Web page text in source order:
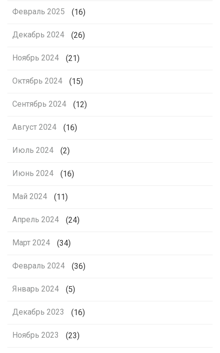
Февраль 2025 (16)
Декабрь 2024 (26)
Ноябрь 2024 (21)
Октябрь 2024 (15)
Сентябрь 2024 (12)
Август 2024 (16)
Июль 2024 (2)
Июнь 2024 (16)
Май 2024 (11)
Апрель 2024 (24)
Март 2024 (34)
Февраль 2024 (36)
Январь 2024 (5)
Декабрь 2023 (16)
Ноябрь 2023 (23)